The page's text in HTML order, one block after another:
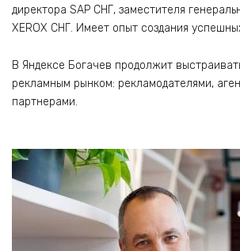
директора SAP СНГ, заместителя
XEROX СНГ. Имеет опыт создания
В Яндексе Богачев продолжит
рекламным рынком: рекламодателями,
партнерами.